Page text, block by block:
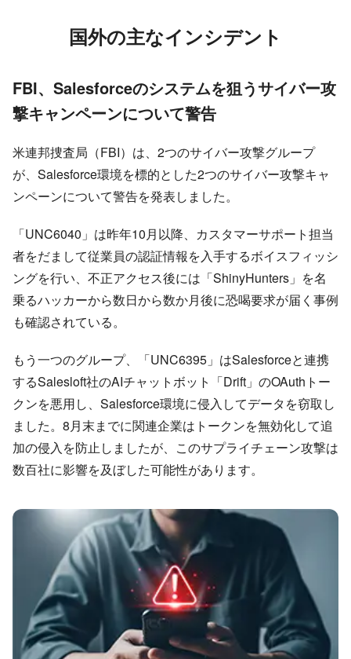
国外の主なインシデント
FBI、Salesforceのシステムを狙うサイバー攻
撃キャンペーンについて警告
米連邦捜査局（FBI）は、2つのサイバー攻撃グループ
が、Salesforce環境を標的とした2つのサイバー攻撃キャ
ンペーンについて警告を発表しました。
「UNC6040」は昨年10月以降、カスタマーサポート担当
者をだまして従業員の認証情報を入手するボイスフィッシ
ングを行い、不正アクセス後には「ShinyHunters」を名
乗るハッカーから数日から数か月後に恐喝要求が届く事例
も確認されている。
もう一つのグループ、「UNC6395」はSalesforceと連携
するSalesloft社のAIチャットボット「Drift」のOAuthトー
クンを悪用し、Salesforce環境に侵入してデータを窃取し
ました。8月末までに関連企業はトークンを無効化して追
加の侵入を防止しましたが、このサプライチェーン攻撃は
数百社に影響を及ぼした可能性があります。